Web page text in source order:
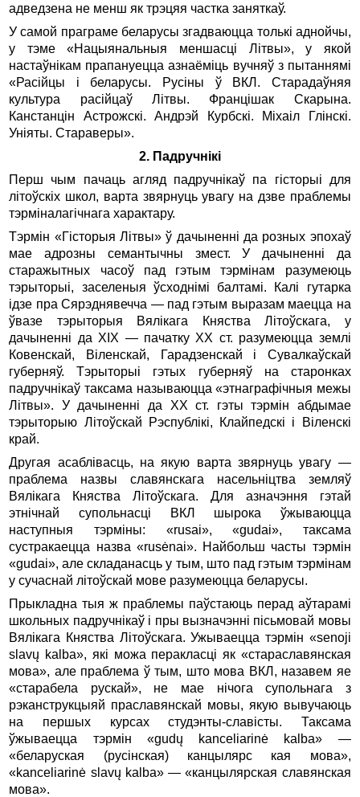
адведзена не менш як трэцяя частка заняткаў.
У самой праграме беларусы згадваюцца толькі аднойчы,
у тэме «Нацыянальныя меншасці Літвы», у якой
настаўнікам прапануецца азнаёміць вучняў з пытаннямі
«Расійцы і беларусы. Русіны ў ВКЛ. Старадаўняя
культура расійцаў Літвы. Францішак Скарына.
Канстанцін Астрожскі. Андрэй Курбскі. Міхаіл Глінскі.
Уніяты. Стараверы».
2. Падручнікі
Перш чым пачаць агляд падручнікаў па гісторыі для
літоўскіх школ, варта звярнуць увагу на дзве праблемы
тэрміналагічнага характару.
Тэрмін «Гісторыя Літвы» ў дачыненні да розных эпохаў
мае адрозны семантычны змест. У дачыненні да
старажытных часоў пад гэтым тэрмінам разумеюць
тэрыторыі, заселеныя ўсходнімі балтамі. Калі гутарка
ідзе пра Сярэднявечча — пад гэтым выразам маецца на
ўвазе тэрыторыя Вялікага Княства Літоўскага, у
дачыненні да ХIХ — пачатку ХХ ст. разумеюцца землі
Ковенскай, Віленскай, Гарадзенскай і Сувалкаўскай
губерняў. Тэрыторыі гэтых губерняў на старонках
падручнікаў таксама называюцца «этнаграфічныя межы
Літвы». У дачыненні да ХХ ст. гэты тэрмін абдымае
тэрыторыю Літоўскай Рэспублікі, Клайпедскі і Віленскі
край.
Другая асаблівасць, на якую варта звярнуць увагу —
праблема назвы славянскага насельніцтва земляў
Вялікага Княства Літоўскага. Для азначэння гэтай
этнічнай супольнасці ВКЛ шырока ўжываюцца
наступныя тэрміны: «rusai», «gudai», таксама
сустракаецца назва «rusėnai». Найбольш часты тэрмін
«gudai», але складанасць у тым, што пад гэтым тэрмінам
у сучаснай літоўскай мове разумеюцца беларусы.
Прыкладна тыя ж праблемы паўстаюць перад аўтарамі
школьных падручнікаў і пры вызначэнні пісьмовай мовы
Вялікага Княства Літоўскага. Ужываецца тэрмін «senoji
slavų kalba», які можа перакласці як «стараславянская
мова», але праблема ў тым, што мова ВКЛ, назавем яе
«старабела рускай», не мае нічога супольнага з
рэканструкцыяй праславянскай мовы, якую вывучаюць
на першых курсах студэнты-славісты. Таксама
ўжываецца тэрмін «gudų kanceliarinė kalba» —
«беларуская (русінская) канцылярс кая мова»,
«kanceliarinė slavų kalba» — «канцылярская славянская
мова».